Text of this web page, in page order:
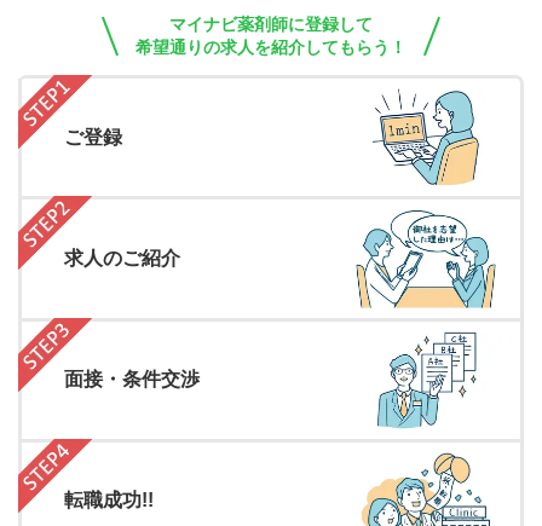
マイナビ薬剤師に登録して
希望通りの求人を紹介してもらう！
ご登録
求人のご紹介
面接・条件交渉
転職成功!!